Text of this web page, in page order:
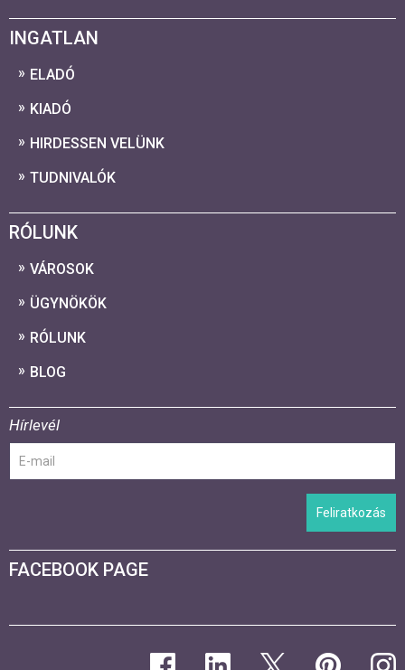
INGATLAN
ELADÓ
KIADÓ
HIRDESSEN VELÜNK
TUDNIVALÓK
RÓLUNK
VÁROSOK
ÜGYNÖKÖK
RÓLUNK
BLOG
Hírlevél
Feliratkozás
FACEBOOK PAGE